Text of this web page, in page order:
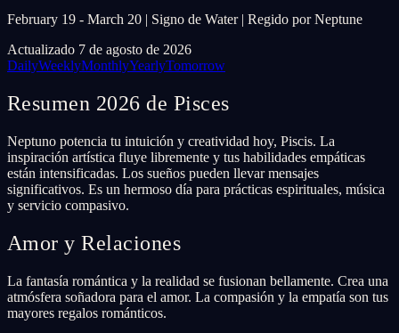
February 19 - March 20 | Signo de Water | Regido por Neptune
Actualizado 7 de agosto de 2026
DailyWeeklyMonthlyYearlyTomorrow
Resumen 2026 de Pisces
Neptuno potencia tu intuición y creatividad hoy, Piscis. La
inspiración artística fluye libremente y tus habilidades empáticas
están intensificadas. Los sueños pueden llevar mensajes
significativos. Es un hermoso día para prácticas espirituales, música
y servicio compasivo.
Amor y Relaciones
La fantasía romántica y la realidad se fusionan bellamente. Crea una
atmósfera soñadora para el amor. La compasión y la empatía son tus
mayores regalos románticos.